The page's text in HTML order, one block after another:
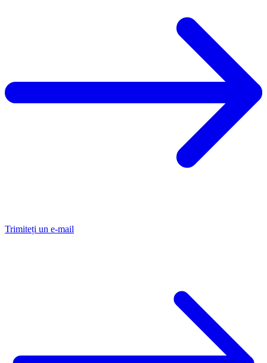
Trimiteți un e-mail